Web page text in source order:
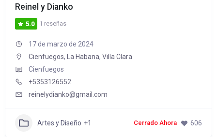
Reinel y Dianko
5.0 1 reseñas
17 de marzo de 2024
Cienfuegos, La Habana, Villa Clara
Cienfuegos
+5353126552
reinelydianko@gmail.com
Artes y Diseño +1 Cerrado Ahora 606